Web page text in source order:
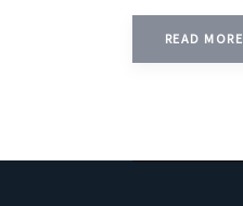
READ MORE